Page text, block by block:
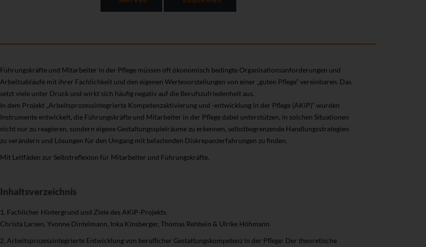
Führungskräfte und Mitarbeiter in der Pflege müssen oft ökonomisch bedingte Organisationsanforderungen und
Arbeitsabläufe mit ihrer Fachlichkeit und den eigenen Wertevorstellungen von einer „guten Pflege“ vereinbaren. Das
setzt viele unter Druck und wirkt sich häufig negativ auf die Berufszufriedenheit aus.
In dem Projekt „Arbeitsprozessintegrierte Kompetenzaktivierung und -entwicklung in der Pflege (AKiP)“ wurden
Instrumente entwickelt, die Führungskräfte und Mitarbeiter in der Pflege dabei unterstützen, in solchen Situationen
nicht nur zu reagieren, sondern eigene Gestaltungsspielräume zu erkennen, selbstbegrenzende Handlungsstrategien
zu verändern und Lösungen für den Umgang mit belastenden Diskrepanzerfahrungen zu finden.
Mit Leitfäden zur Selbstreflexion für Mitarbeiter und Führungskräfte.
Inhaltsverzeichnis
1. Fachlicher Hintergrund und Ziele des AKiP-Projekts
Christa Larsen, Yvonne Dintelmann, Inka Kinsberger, Thomas Rehbein & Ulrike Höhmann
2. Arbeitsprozessintegrierte Entwicklung von beruflicher Gestaltungskompetenz in der Pflege: Der theoretische